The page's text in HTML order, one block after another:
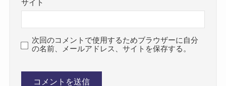
サイト
次回のコメントで使用するためブラウザーに自分
の名前、メールアドレス、サイトを保存する。